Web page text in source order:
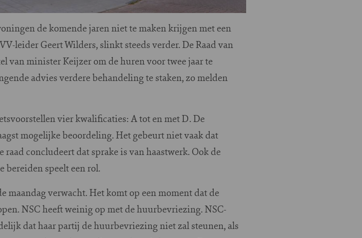
de komende jaren niet te maken krijgen met een
leider Geert Wilders, slinkt steeds verder. De Raad van
van minister Keijzer om de huren voor twee jaar te
advies verdere behandeling te staken, zo melden
vier kwalificaties: A tot en met D. De
mogelijke beoordeling. Het gebeurt niet vaak dat
concludeert dat sprake is van haastwerk. Ook de
speelt een rol.
maandag verwacht. Het komt op een moment dat de
NSC heeft weinig op met de huurbevriezing. NSC-
dat haar partij de huurbevriezing niet zal steunen, als